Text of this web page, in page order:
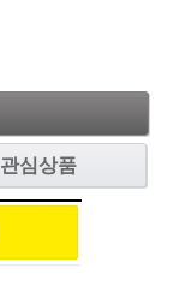
관심상품